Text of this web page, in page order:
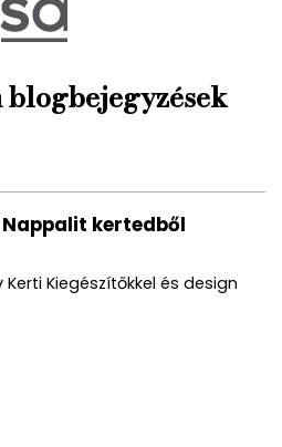
blogbejegyzések
kertedből
Kiegészítőkkel és design